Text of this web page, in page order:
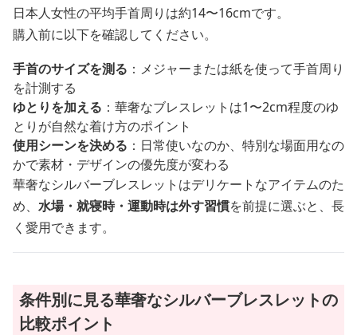
日本人女性の平均手首周りは約14〜16cmです。
購入前に以下を確認してください。
手首のサイズを測る ：メジャーまたは紙を使って手首周り
を計測する
ゆとりを加える ：華奢なブレスレットは1〜2cm程度のゆ
とりが自然な着け方のポイント
使用シーンを決める ：日常使いなのか、特別な場面用なの
かで素材・デザインの優先度が変わる
華奢なシルバーブレスレットはデリケートなアイテムのた
め、 水場・就寝時・運動時は外す習慣を前提に選ぶと、長
く愛用できます。
条件別に見る華奢なシルバーブレスレットの
比較ポイント